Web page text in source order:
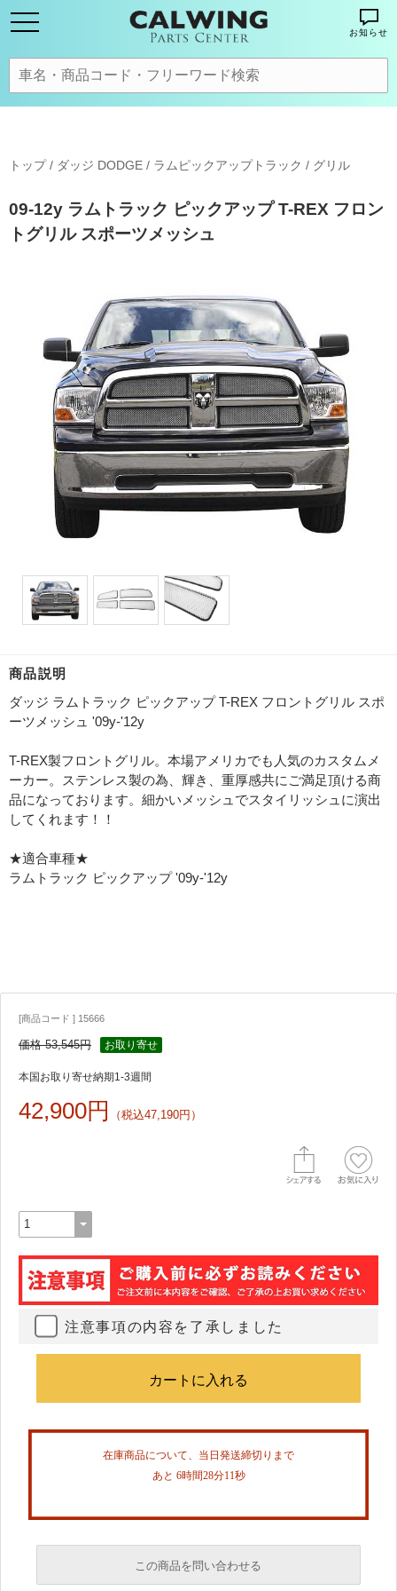
お知らせ
トップ/ ダッジ DODGE / ラムピックアップトラック / グリル
09-12y ラムトラック ピックアップ T-REX フロン
トグリル スポーツメッシュ
商品説明
ダッジ ラムトラック ピックアップ T-REX フロントグリル スポ
ーツメッシュ '09y-'12y
T-REX製フロントグリル。本場アメリカでも人気のカスタムメ
ーカー。ステンレス製の為、輝き、重厚感共にご満足頂ける商
品になっております。細かいメッシュでスタイリッシュに演出
してくれます！！
★適合車種★
ラムトラック ピックアップ '09y-'12y
[商品コード ] 15666
価格 53,545円 お取り寄せ
本国お取り寄せ納期1-3週間
42,900円 （税込47,190円）
注意事項の内容を了承しました
在庫商品について、当日発送締切りまで
あと 6時間28分10秒
この商品を問い合わせる